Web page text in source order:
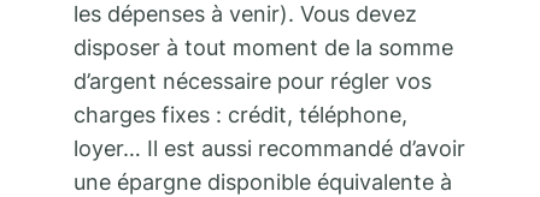
les dépenses à venir). Vous devez
disposer à tout moment de la somme
d’argent nécessaire pour régler vos
charges fixes : crédit, téléphone,
loyer… Il est aussi recommandé d’avoir
une épargne disponible équivalente à